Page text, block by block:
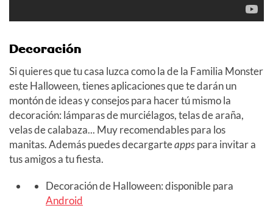
Decoración
Si quieres que tu casa luzca como la de la Familia Monster
este Halloween, tienes aplicaciones que te darán un
montón de ideas y consejos para hacer tú mismo la
decoración: lámparas de murciélagos, telas de araña,
velas de calabaza... Muy recomendables para los
manitas. Además puedes decargarteappspara invitar a
tus amigos a tu fiesta.
Decoración de Halloween: disponible para
Android